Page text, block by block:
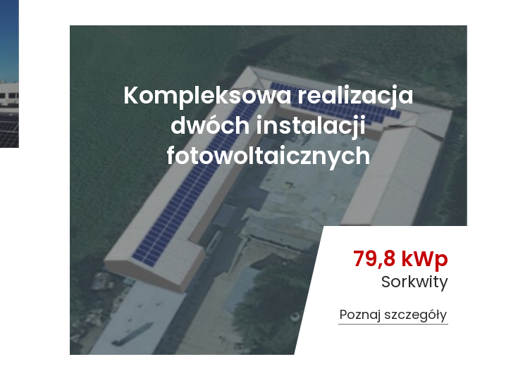
Kompleksowa realizacja
dwóch instalacji
fotowoltaicznych
79,8 kWp
Sorkwity
Poznaj szczegóły